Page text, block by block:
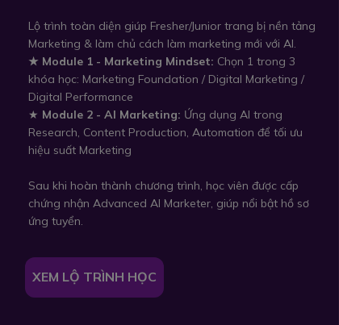
XEM LỘ TRÌNH HỌC
Lộ trình toàn diện giúp Fresher/Junior trang bị nền tảng
Marketing & làm chủ cách làm marketing mới với AI.
★ Module 1 - Marketing Mindset: Chọn 1 trong 3
khóa học: Marketing Foundation / Digital Marketing /
Digital Performance
★ Module 2 - AI Marketing: Ứng dụng AI trong
Research, Content Production, Automation để tối ưu
hiệu suất Marketing
Sau khi hoàn thành chương trình, học viên được cấp
chứng nhận Advanced AI Marketer, giúp nổi bật hồ sơ
ứng tuyển.